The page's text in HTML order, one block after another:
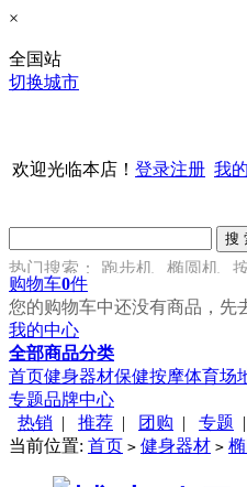
×
全国站
切换城市
欢迎光临本店！ 登录注册 我
热门搜索： 跑步机 椭圆机
车
购物车0件
您的购物车中还没有商品，先
我的中心
全部商品分类
首页健身器材保健按摩体育场
专题品牌中心
热销 | 推荐 | 团购 | 专题
当前位置: 首页 > 健身器材 >